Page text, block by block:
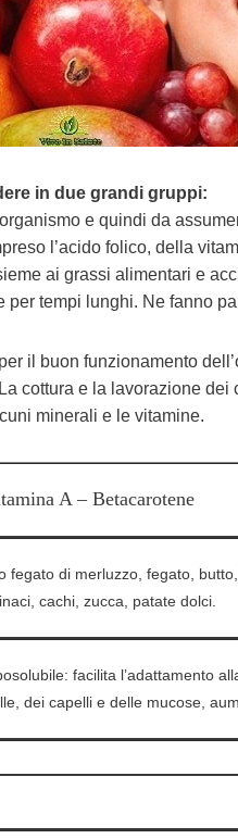
in due grandi gruppi:
e quindi da
l’acido folico, della
ai grassi alimentari e
tempi lunghi. Ne fanno
il buon funzionamento
cottura e la lavorazione
minerali e le vitamine.
A – Betacarotene
fegato di merluzzo, fegato,
cachi, zucca, patate dolci.
facilita l’adattamento
dei capelli e delle mucose,